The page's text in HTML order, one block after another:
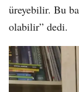
üreyebilir. Bu
olabilir” dedi.